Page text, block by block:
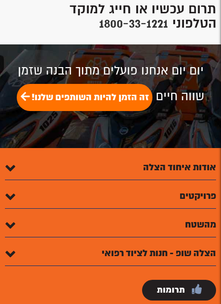
תרום עכשיו או חייג למוקד
הטלפוני 1800-33-1221
יום יום אנחנו פועלים מתוך הבנה שזמן
שווה חיים זה הזמן להיות השותפים שלנו!
אודות איחוד הצלה
פרויקטים
מהשטח
הצלה שופ - חנות לציוד רפואי
תרומות